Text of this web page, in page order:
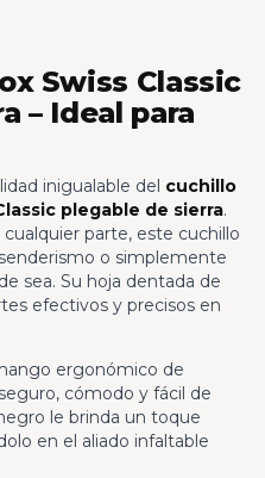
Swiss Classic
– Ideal para
inigualable del cuchillo
plegable de sierra.
parte, este cuchillo
o simplemente
sea. Su hoja dentada de
efectivos y precisos en
ergonómico de
cómodo y fácil de
le brinda un toque
en el aliado infaltable